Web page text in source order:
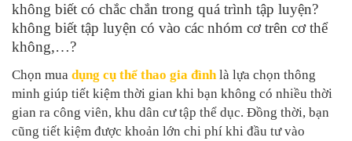
không biết có chắc chắn trong quá trình tập luyện?
không biết tập luyện có vào các nhóm cơ trên cơ thể
không,…?
Chọn mua dụng cụ thể thao gia đìnhlà lựa chọn thông
minh giúp tiết kiệm thời gian khi bạn không có nhiều thời
gian ra công viên, khu dân cư tập thể dục. Đồng thời, bạn
cũng tiết kiệm được khoản lớn chi phí khi đầu tư vào